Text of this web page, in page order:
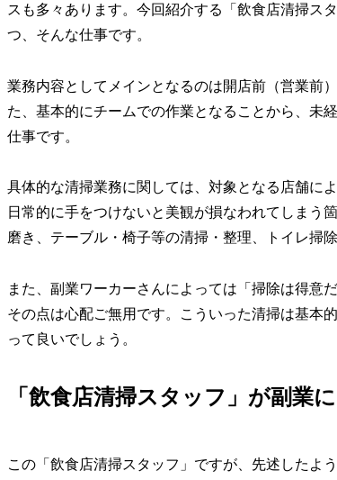
スも多々あります。今回紹介する「飲食店清掃ス
つ、そんな仕事です。
業務内容としてメインとなるのは開店前（営業前
た、基本的にチームでの作業となることから、未
仕事です。
具体的な清掃業務に関しては、対象となる店舗に
日常的に手をつけないと美観が損なわれてしまう
磨き、テーブル・椅子等の清掃・整理、トイレ掃
また、副業ワーカーさんによっては「掃除は得意
その点は心配ご無用です。こういった清掃は基本
って良いでしょう。
「飲食店清掃スタッフ」が副業
この「飲食店清掃スタッフ」ですが、先述したよ